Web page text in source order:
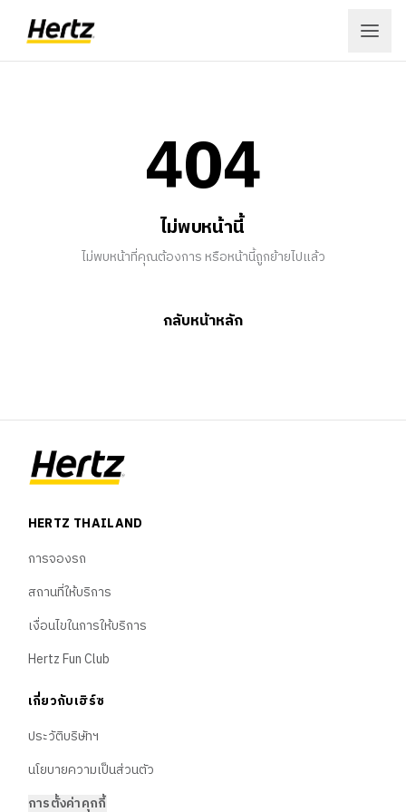
สมัครสมาชิก
ยานพาหนะ
พันธมิตร
Blog
ภาษา
🇹🇭 ไทย
🇬🇧English
🇨🇳中文
404
ไม่พบหน้านี้
ไม่พบหน้าที่คุณต้องการ หรือหน้านี้ถูกย้ายไปแล้ว
กลับหน้าหลัก
HERTZ THAILAND
การจองรถ
สถานที่ให้บริการ
เงื่อนไขในการให้บริการ
Hertz Fun Club
เกี่ยวกับเฮิร์ซ
ประวัติบริษัทฯ
นโยบายความเป็นส่วนตัว
การตั้งค่าคุกกี้